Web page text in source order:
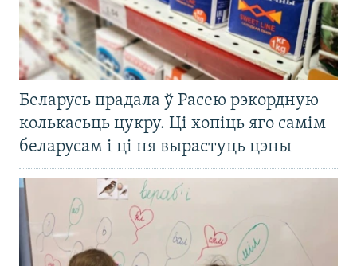
Беларусь прадала ў Расею рэкордную
колькасьць цукру. Ці хопіць яго самім
беларусам і ці ня вырастуць цэны